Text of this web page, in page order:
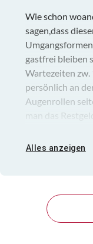
Wie schon
sagen,dass
gastfrei bleiben
Wartezeiten zw.
persönlich an
Augenrollen
man das
Cent zurück,
Glück gehabt,
den Gästen
gegenseitig zu
Alles anzeigen